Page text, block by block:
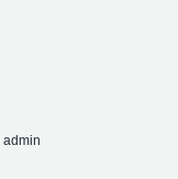
admin